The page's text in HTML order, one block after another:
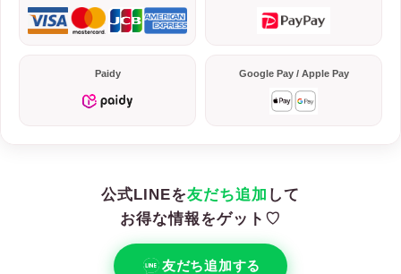
Paidy Google Pay / Apple Pay
公式LINEを友だち追加 して
お得な情報をゲット♡
友だち追加する